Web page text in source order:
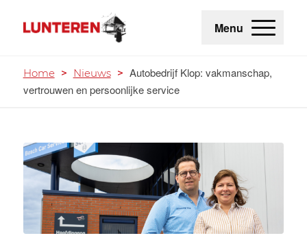
Menu
Home > Nieuws > Autobedrijf Klop: vakmanschap,
vertrouwen en persoonlijke service